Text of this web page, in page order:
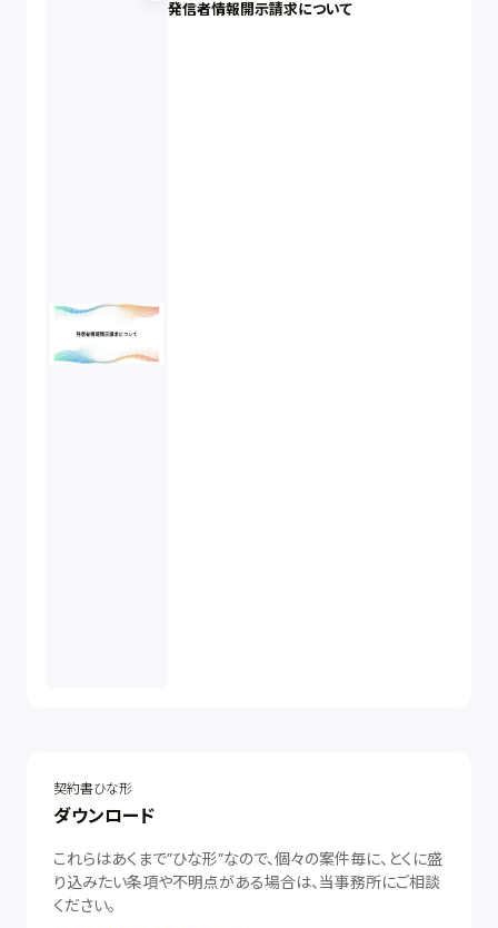
発信者情報開示請求について
契約書ひな形
ダウンロード
これらはあくまで”ひな形”なので、個々の案件毎に、とくに盛
り込みたい条項や不明点がある場合は、当事務所にご相談
ください。